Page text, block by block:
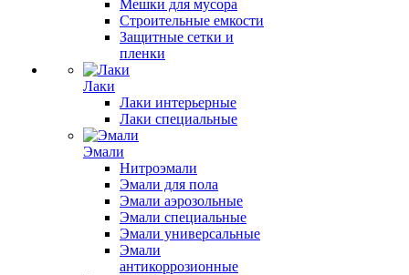
Мешки для мусора
Строительные емкости
Защитные сетки и
пленки
Лаки
Лаки интерьерные
Лаки специальные
Эмали
Нитроэмали
Эмали для пола
Эмали аэрозольные
Эмали специальные
Эмали универсальные
Эмали
антикоррозионные